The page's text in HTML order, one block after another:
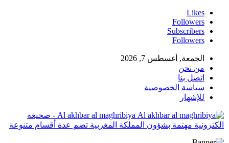
Likes
Followers
Subscribers
Followers
الجمعة, أغسطس 7, 2026
من نحن
اتصل بنا
سياسة الخصوصية
للإشهار
Al akhbar al maghribiya - صحيغة
الكترونية مهتمة بشؤون المملكة المغربية تضم عدة أقسام متنوعة